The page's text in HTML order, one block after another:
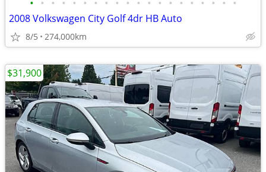
• • • • • • • • • • • • • • • • • • • •
2008 Volkswagen City Golf 4dr HB Auto
8/5 274,000km
$31,900